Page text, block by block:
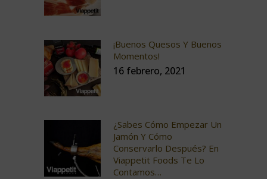
¡Buenos Quesos Y Buenos
Momentos!
16 febrero, 2021
¿Sabes Cómo Empezar Un
Jamón Y Cómo
Conservarlo Después? En
Viappetit Foods Te Lo
Contamos…